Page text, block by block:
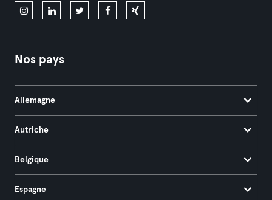
Nos pays
Allemagne
Autriche
Belgique
Espagne